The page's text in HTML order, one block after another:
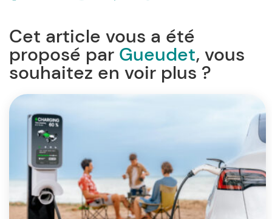
Cet article vous a été
proposé par Gueudet, vous
souhaitez en voir plus ?